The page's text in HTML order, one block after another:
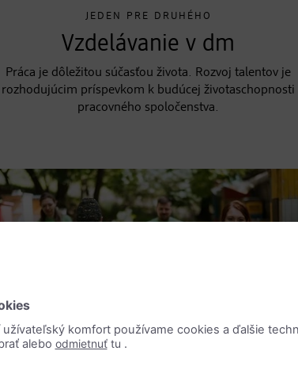
JEDEN PRE DRUHÉHO
Vzdelávanie v dm
Práca je dôležitou súčasťou života. Rozvoj talentov je
rozhodujúcim príspevkom k budúcej životaschopnosti
pracovného spoločenstva.